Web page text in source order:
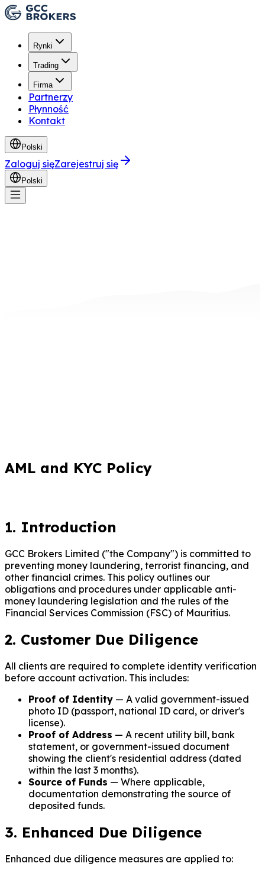
Rynki
Trading
Firma
Partnerzy
Płynność
Kontakt
Polski
Zaloguj sięZarejestruj się
Polski
AML and KYC Policy
1. Introduction
GCC Brokers Limited ("the Company") is committed to
preventing money laundering, terrorist financing, and
other financial crimes. This policy outlines our
obligations and procedures under applicable anti-
money laundering legislation and the rules of the
Financial Services Commission (FSC) of Mauritius.
2. Customer Due Diligence
All clients are required to complete identity verification
before account activation. This includes:
Proof of Identity — A valid government-issued
photo ID (passport, national ID card, or driver's
license).
Proof of Address — A recent utility bill, bank
statement, or government-issued document
showing the client's residential address (dated
within the last 3 months).
Source of Funds — Where applicable,
documentation demonstrating the source of
deposited funds.
3. Enhanced Due Diligence
Enhanced due diligence measures are applied to: